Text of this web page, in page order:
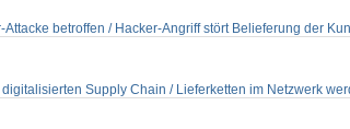
betroffen / Hacker-Angriff stört Belieferung der
Supply Chain / Lieferketten im Netzwerk